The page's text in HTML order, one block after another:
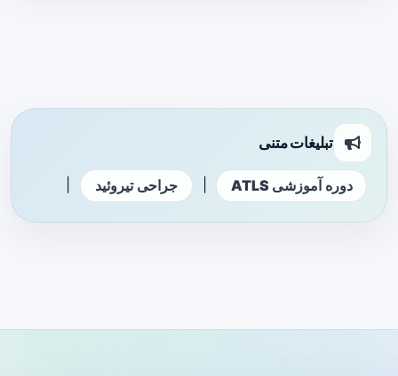
تبلیغات متنی
دوره آموزشی ATLS جراحی تیروئید